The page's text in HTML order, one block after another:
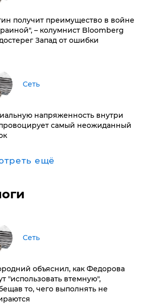
получит преимущество в войне
– колумнист Bloomberg
Запад от ошибки
Сеть
напряженность внутри
самый неожиданный
ещё
Сеть
объяснил, как Федорова
"использовать втемную",
то, чего выполнять не